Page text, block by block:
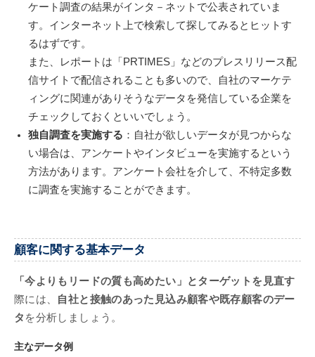
ケート調査の結果がインタ－ネットで公表されていま
す。インターネット上で検索して探してみるとヒットす
るはずです。
また、レポートは「PRTIMES」などのプレスリリース配
信サイトで配信されることも多いので、自社のマーケテ
ィングに関連がありそうなデータを発信している企業を
チェックしておくといいでしょう。
独自調査を実施する ：自社が欲しいデータが見つからな
い場合は、アンケートやインタビューを実施するという
方法があります。アンケート会社を介して、不特定多数
に調査を実施することができます。
顧客に関する基本データ
「今よりもリードの質も高めたい」とターゲットを見直す
際には、 自社と接触のあった見込み顧客や既存顧客のデー
タ を分析しましょう。
主なデータ例